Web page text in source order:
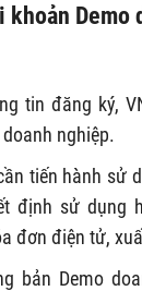
Demo
tin đăng ký,
nghiệp.
tiến hành sử
định sử dụng
đơn điện tử,
bản Demo